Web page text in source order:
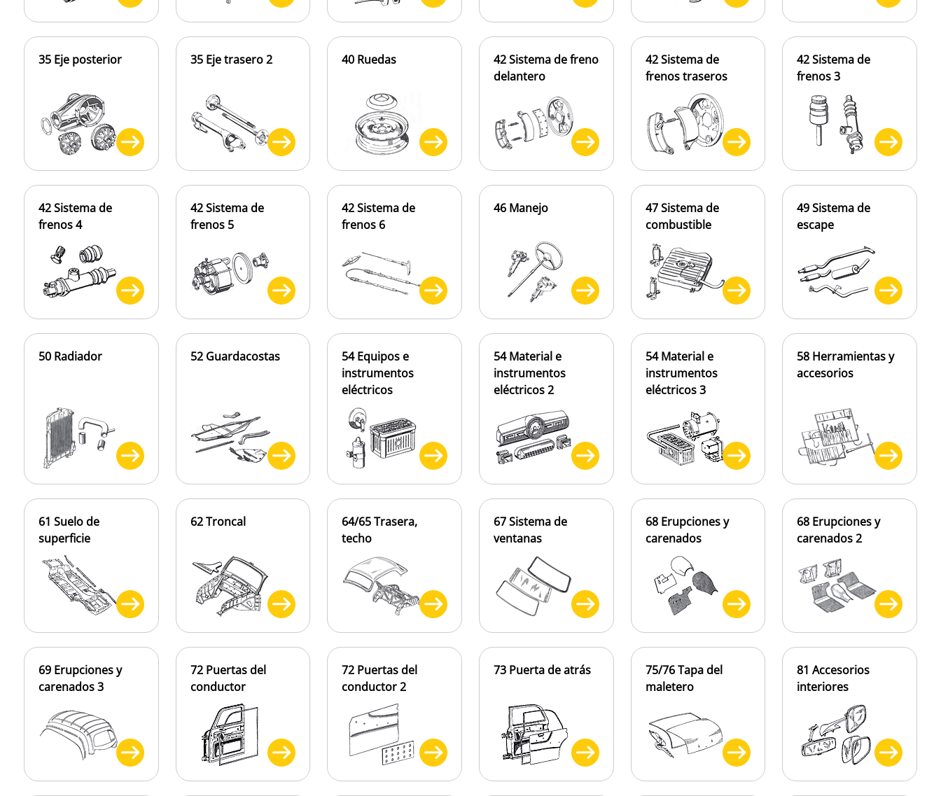
35 Eje posterior 35 Eje trasero 2 40 Ruedas
42 Sistema de freno
delantero
42 Sistema de
frenos traseros
42 Sistema de
frenos 3
42 Sistema de
frenos 4
42 Sistema de
frenos 5
42 Sistema de
frenos 6
46 Manejo
47 Sistema de
combustible
49 Sistema de
escape
50 Radiador 52 Guardacostas
54 Equipos e
instrumentos
eléctricos
54 Material e
instrumentos
eléctricos 2
54 Material e
instrumentos
eléctricos 3
58 Herramientas y
accesorios
61 Suelo de
superficie
62 Troncal
64/65 Trasera,
techo
67 Sistema de
ventanas
68 Erupciones y
carenados
68 Erupciones y
carenados 2
69 Erupciones y
carenados 3
72 Puertas del
conductor
72 Puertas del
conductor 2
73 Puerta de atrás
75/76 Tapa del
maletero
81 Accesorios
interiores